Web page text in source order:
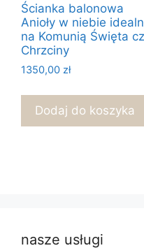
Ścianka balonowa
Anioły w niebie
na Komunią Święta
Chrzciny
1350,00 zł
Dodaj do koszyka
nasze usługi